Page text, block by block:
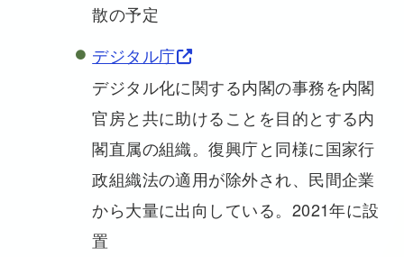
散の予定
デジタル庁
デジタル化に関する内閣の事務を内閣
官房と共に助けることを目的とする内
閣直属の組織。復興庁と同様に国家行
政組織法の適用が除外され、民間企業
から大量に出向している。2021年に設
置